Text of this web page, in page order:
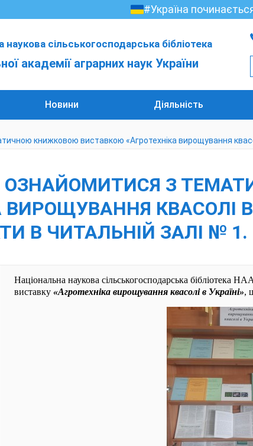
#Україна
наукова сільськогосподарська бібліотека
академії аграрних наук України
Новини Діяльність
книжковою виставкою «Агротехніка вирощування
З
ВИРОЩУВАННЯ КВАСОЛІ
В ЧИТАЛЬНІЙ ЗАЛІ № 1.
Національна наукова сільськогосподарська бібліотека
виставку «Агротехніка вирощування квасолі в Україні»,